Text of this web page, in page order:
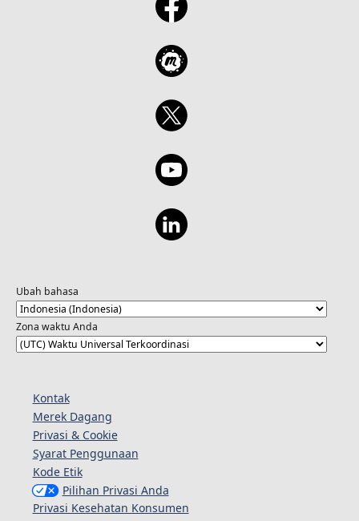
Ubah bahasa
Zona waktu Anda
Kontak
Merek Dagang
Privasi & Cookie
Syarat Penggunaan
Kode Etik
Pilihan Privasi Anda
Privasi Kesehatan Konsumen